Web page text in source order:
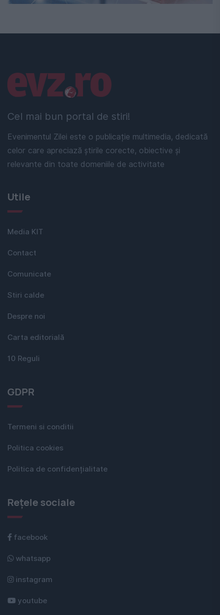
Cel mai bun portal de stiri!
Evenimentul Zilei este o publicație multimedia, dedicată
celor care apreciază știrile corecte, obiective și
relevante din toate domeniile de activitate
Linkuri utile
Utile
Media KIT
Contact
Comunicate
Stiri calde
Despre noi
Carta editorială
10 Reguli
GDPR
Termeni si conditii
Politica cookies
Politica de confidențialitate
Rețele sociale
facebook
whatsapp
instagram
youtube